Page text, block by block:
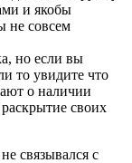
и якобы
не совсем
но если вы
то увидите что
о наличии
своих
связывался с